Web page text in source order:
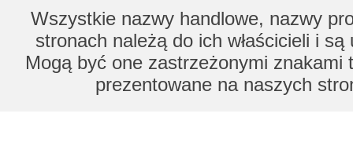
Wszystkie nazwy handlowe, nazwy
stronach należą do ich właścicieli i
Mogą być one zastrzeżonymi znakami
prezentowane na naszych